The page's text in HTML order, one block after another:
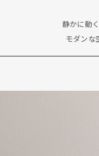
静かに動
モダンな